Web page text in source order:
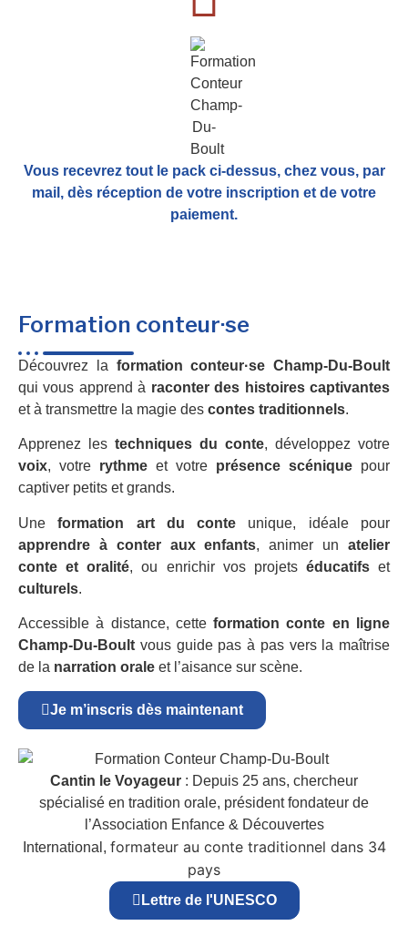
Vous recevrez tout le pack ci-dessus, chez vous, par
mail, dès réception de votre inscription et de votre
paiement.
Formation conteur·se
Découvrez la formation conteur·se Champ-Du-Boult
qui vous apprend à raconter des histoires captivantes
et à transmettre la magie des contes traditionnels.
Apprenez les techniques du conte, développez votre
voix, votre rythme et votre présence scénique pour
captiver petits et grands.
Uneformation art du conte unique, idéale pour
apprendre à conter aux enfants, animer unatelier
conte et oralité, ou enrichir vos projets éducatifset
culturels.
Accessible à distance, cetteformation conte en ligne
Champ-Du-Boult vous guide pas à pas vers la maîtrise
de la narration orale et l’aisance sur scène.
Je m’inscris dès maintenant
Cantin le Voyageur : Depuis 25 ans, chercheur
spécialisé en tradition orale, président fondateur de
l’Association Enfance & Découvertes
International, formateur au conte traditionnel dans 34
pays
Lettre de l'UNESCO